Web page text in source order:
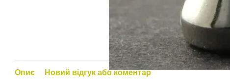
Опис Новий відгук або коментар